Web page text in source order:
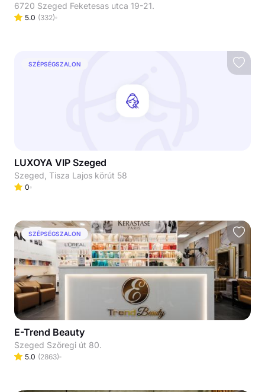
6720 Szeged Feketesas utca 19-21.
5.0 (332)
SZÉPSÉGSZALON
LUXOYA VIP Szeged
Szeged, Tisza Lajos körút 58
0
SZÉPSÉGSZALON
E-Trend Beauty
Szeged Szőregi út 80.
5.0 (2863)